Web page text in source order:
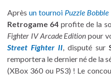
Aprèsun tournoi Puzzle Bobble
Retrogame 64 profite de la
Fighter IV Arcade Edition pour
Street Fighter II, disputé sur
remportera le dernier né de la
(XBox 360 ou PS3) ! Le